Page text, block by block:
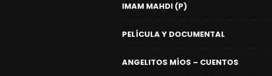
IMAM MAHDI (P)
PELÍCULA Y DOCUMENTAL
ANGELITOS MÍOS – CUENTOS